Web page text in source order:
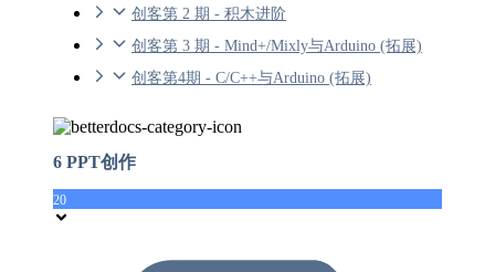
创客第 2 期 - 积木进阶
创客第 3 期 - Mind+/Mixly与Arduino (拓展)
创客第4期 - C/C++与Arduino (拓展)
6 PPT创作
20